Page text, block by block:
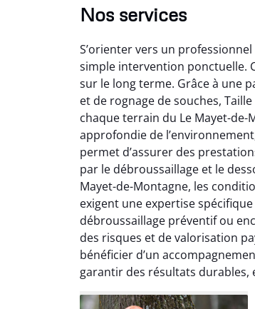
Nos services
S’orienter vers un
simple intervention ponctuelle.
sur le long terme. Grâce à une
et de rognage de souches,
chaque terrain du Le Mayet-
approfondie de
permet d’assurer des
par le débroussaillage et le
Mayet-de-Montagne, les
exigent une expertise
débroussaillage préventif ou
des risques et de valorisation
bénéficier d’un
garantir des résultats durables,
Soraya Benali
07 février 2026
Service irréprochable du
début à la fin. Les arbres ont
été parfaitement entretenus
et le nettoyage après
intervention est impeccable.
Je recommande vivement.